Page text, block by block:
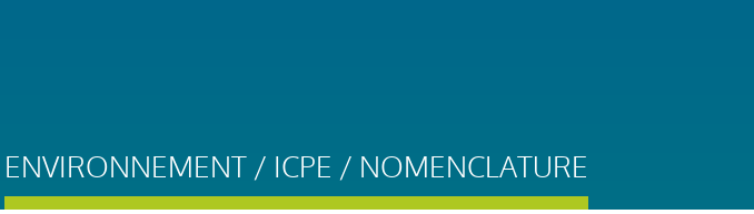
ENVIRONNEMENT / ICPE / NOMENCLATURE